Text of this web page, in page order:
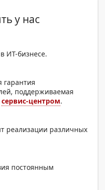
у нас
в ИТ-бизнесе.
поддерживаемая
сервис-центром.
реализации различных
постоянным